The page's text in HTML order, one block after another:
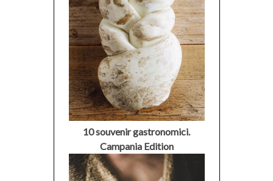
10 souvenir gastronomici.
Campania Edition